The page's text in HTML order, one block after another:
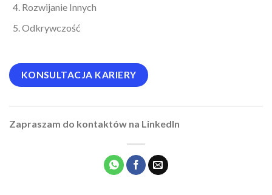
Rozwijanie Innych
Odkrywczość
KONSULTACJA KARIERY
Zapraszam do kontaktów na LinkedIn